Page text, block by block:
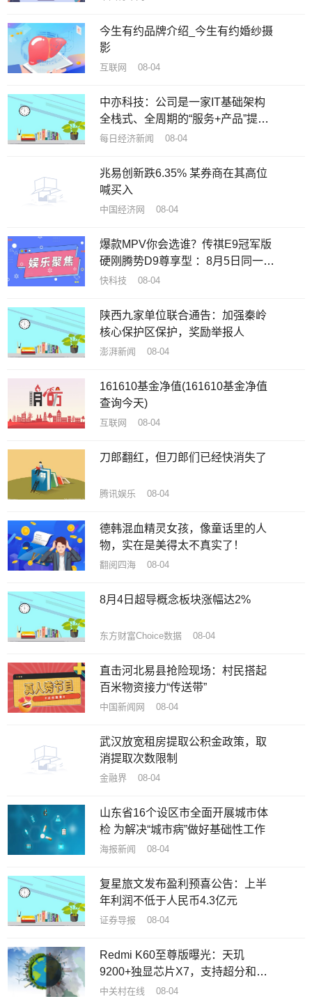
今生有约品牌介绍_今生有约婚纱摄
影
互联网 08-04
中亦科技：公司是一家IT基础架构
全栈式、全周期的“服务+产品”提供
商
每日经济新闻 08-04
兆易创新跌6.35% 某券商在其高位
喊买入
中国经济网 08-04
爆款MPV你会选谁？传祺E9冠军版
硬刚腾势D9尊享型 ：8月5日同一天
上市
快科技 08-04
陕西九家单位联合通告：加强秦岭
核心保护区保护，奖励举报人
澎湃新闻 08-04
161610基金净值(161610基金净值
查询今天)
互联网 08-04
刀郎翻红，但刀郎们已经快消失了
腾讯娱乐 08-04
德韩混血精灵女孩，像童话里的人
物，实在是美得太不真实了！
翻阅四海 08-04
8月4日超导概念板块涨幅达2%
东方财富Choice数据 08-04
直击河北易县抢险现场：村民搭起
百米物资接力“传送带”
中国新闻网 08-04
武汉放宽租房提取公积金政策，取
消提取次数限制
金融界 08-04
山东省16个设区市全面开展城市体
检 为解决“城市病”做好基础性工作
海报新闻 08-04
复星旅文发布盈利预喜公告：上半
年利润不低于人民币4.3亿元
证券导报 08-04
Redmi K60至尊版曝光：天玑
9200+独显芯片X7，支持超分和超
帧满血并发
中关村在线 08-04